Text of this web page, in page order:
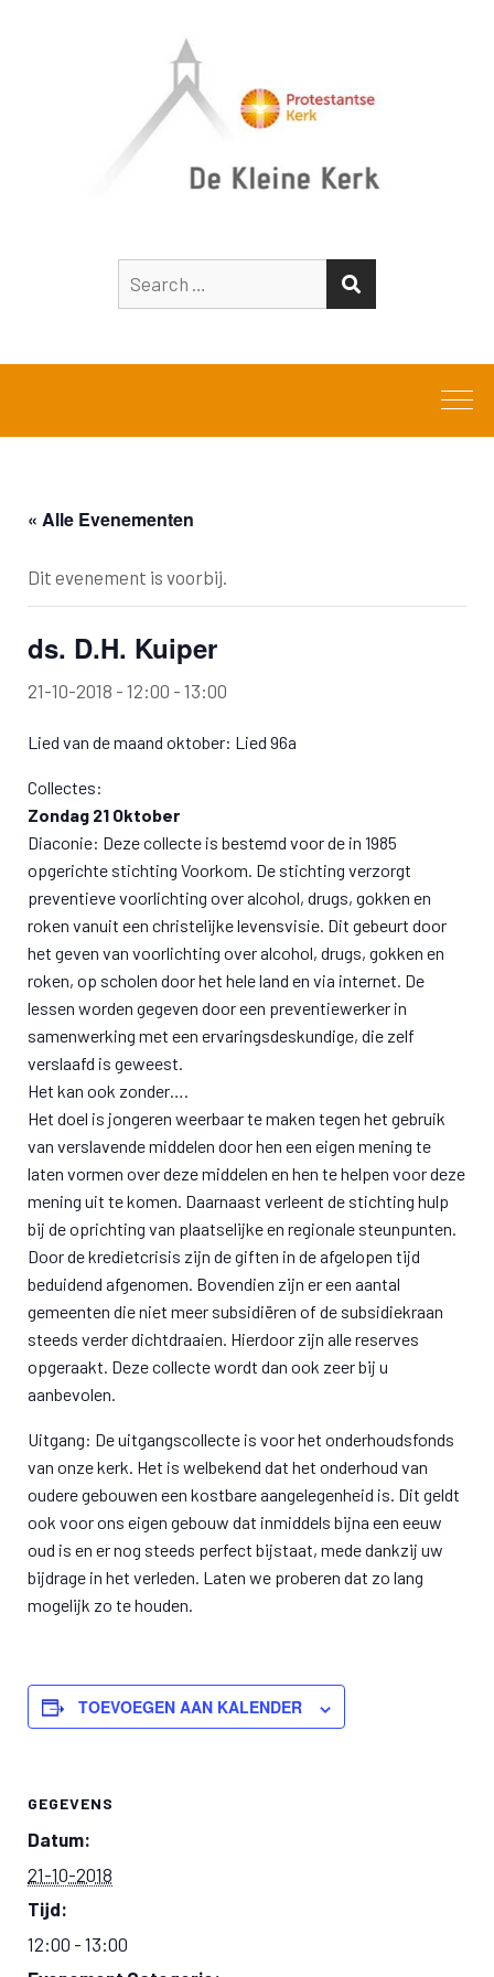
for:
« Alle Evenementen
Dit evenement is voorbij.
ds. D.H. Kuiper
21-10-2018 - 12:00 - 13:00
Lied van de maand oktober: Lied 96a
Collectes:
Zondag 21 Oktober
Diaconie: Deze collecte is bestemd voor de in 1985
opgerichte stichting Voorkom. De stichting verzorgt
preventieve voorlichting over alcohol, drugs, gokken en
roken vanuit een christelijke levensvisie. Dit gebeurt door
het geven van voorlichting over alcohol, drugs, gokken en
roken, op scholen door het hele land en via internet. De
lessen worden gegeven door een preventiewerker in
samenwerking met een ervaringsdeskundige, die zelf
verslaafd is geweest.
Het kan ook zonder….
Het doel is jongeren weerbaar te maken tegen het gebruik
van verslavende middelen door hen een eigen mening te
laten vormen over deze middelen en hen te helpen voor deze
mening uit te komen. Daarnaast verleent de stichting hulp
bij de oprichting van plaatselijke en regionale steunpunten.
Door de kredietcrisis zijn de giften in de afgelopen tijd
beduidend afgenomen. Bovendien zijn er een aantal
gemeenten die niet meer subsidiëren of de subsidiekraan
steeds verder dichtdraaien. Hierdoor zijn alle reserves
opgeraakt. Deze collecte wordt dan ook zeer bij u
aanbevolen.
Uitgang: De uitgangscollecte is voor het onderhoudsfonds
van onze kerk. Het is welbekend dat het onderhoud van
oudere gebouwen een kostbare aangelegenheid is. Dit geldt
ook voor ons eigen gebouw dat inmiddels bijna een eeuw
oud is en er nog steeds perfect bijstaat, mede dankzij uw
bijdrage in het verleden. Laten we proberen dat zo lang
mogelijk zo te houden.
TOEVOEGEN AAN KALENDER
GEGEVENS
Datum:
21-10-2018
Tijd:
12:00 - 13:00